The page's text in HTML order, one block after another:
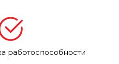
работоспособности